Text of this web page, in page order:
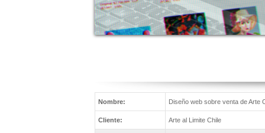
Nombre: Diseño web sobre venta de Arte
Cliente: Arte al Limite Chile